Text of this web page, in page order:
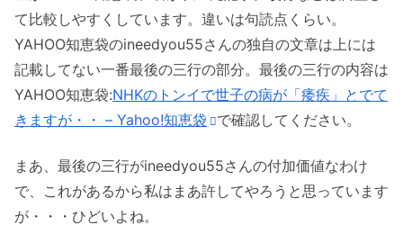
て比較しやすくしています。違いは句読点くらい。
YAHOO知恵袋のineedyou55さんの独自の文章は上には
記載してない一番最後の三行の部分。最後の三行の内容は
YAHOO知恵袋:NHKのトンイで世子の病が「痿疾」とでて
きますが・・ – Yahoo!知恵袋
で確認してください。
まあ、最後の三行がineedyou55さんの付加価値なわけ
で、これがあるから私はまあ許してやろうと思っています
が・・・ひどいよね。